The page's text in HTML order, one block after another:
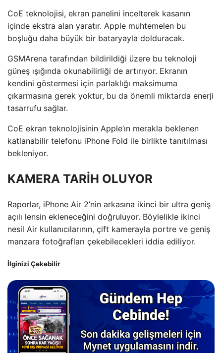
CoE teknolojisi, ekran panelini incelterek kasanın
içinde ekstra alan yaratır. Apple muhtemelen bu
boşluğu daha büyük bir bataryayla dolduracak.
GSMArena tarafından bildirildiği üzere bu teknoloji
güneş ışığında okunabilirliği de artırıyor. Ekranın
kendini göstermesi için parlaklığı maksimuma
çıkarmasına gerek yoktur, bu da önemli miktarda enerji
tasarrufu sağlar.
CoE ekran teknolojisinin Apple’ın merakla beklenen
katlanabilir telefonu iPhone Fold ile birlikte tanıtılması
bekleniyor.
KAMERA TARİH OLUYOR
Raporlar, iPhone Air 2’nin arkasına ikinci bir ultra geniş
açılı lensin ekleneceğini doğruluyor. Böylelikle ikinci
nesil Air kullanıcılarının, çift kamerayla portre ve geniş
manzara fotoğrafları çekebilecekleri iddia ediliyor.
İlginizi Çekebilir